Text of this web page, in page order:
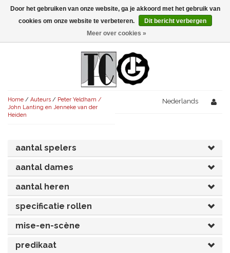
Menu
AVONDVULLEND (+75')
KORT (-30')
UITGELICHT!
AVONDVULLEND (+75')
OVERIG (30'-75')
UITGELICHT!
THRILLERS
KORT (-30')
OVERIG (30'-75')
UITGELICHT!
AVONDVULLEND (+75')
UITGELICHT!
SPEKTAKELSTUKKEN
JUBILEUMSTUK
KOSTUUMSTUK
MUSICAL
VOLKSTONEEL
OVERIG
SINTERKLAASTONEEL
KERSTTONEEL
JONGERENTONEEL
Home / Auteurs / Peter Yeldham /
John Lanting en Jenneke van der
Heiden
Nederlands
aantal spelers
aantal dames
aantal heren
specificatie rollen
mise-en-scène
predikaat
Door het gebruiken van onze website, ga je akkoord met het gebruik van
cookies om onze website te verbeteren.
Dit bericht verbergen
Meer over cookies »